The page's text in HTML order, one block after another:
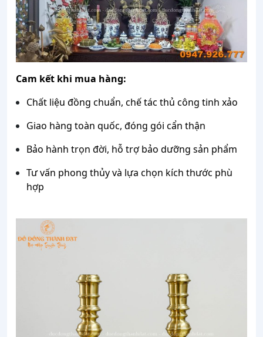
Cam kết khi mua hàng:
Chất liệu đồng chuẩn, chế tác thủ công tinh xảo
Giao hàng toàn quốc, đóng gói cẩn thận
Bảo hành trọn đời, hỗ trợ bảo dưỡng sản phẩm
Tư vấn phong thủy và lựa chọn kích thước phù
hợp